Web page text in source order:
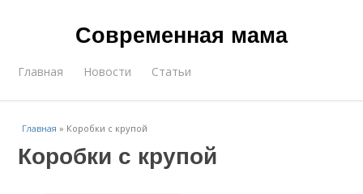
Современная мама
Главная Новости Статьи
Главная » Коробки с крупой
Коробки с крупой